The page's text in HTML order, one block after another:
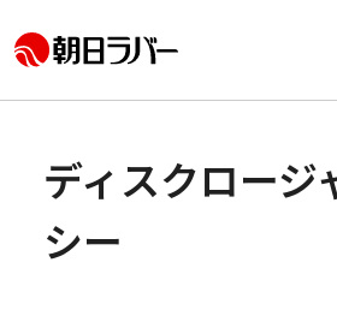
私たちについて
製品・ソリューション
ディスクロージ
シー